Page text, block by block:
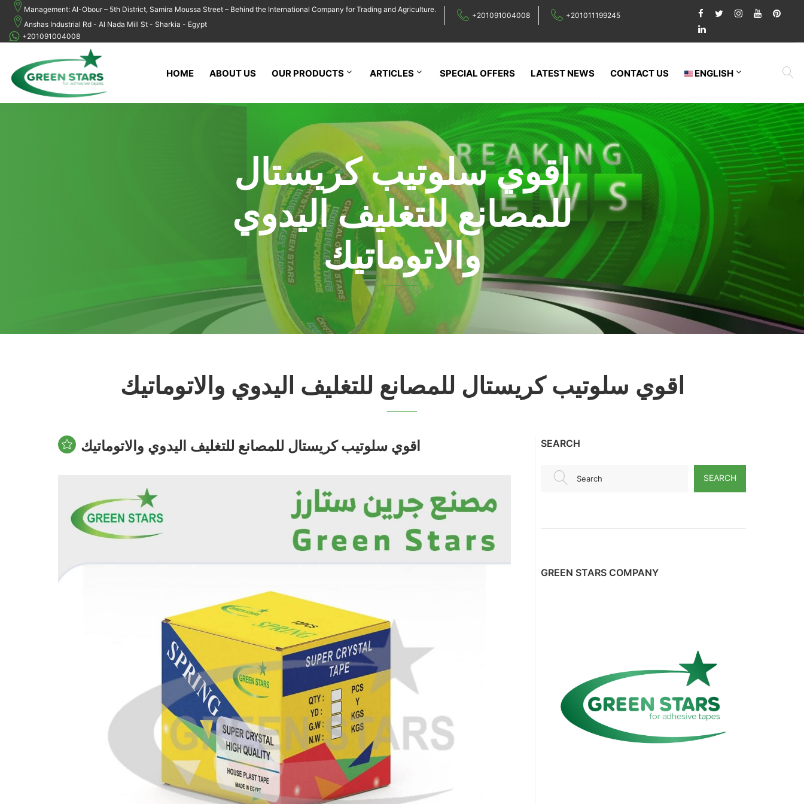
Management: Al-Obour – 5th District, Samira Moussa Street – Behind the International Company for Trading and Agriculture.
Anshas Industrial Rd - Al Nada Mill St - Sharkia - Egypt
+201091004008 +201011199245
+201091004008
HOME ABOUT US OUR PRODUCTS ARTICLES SPECIAL OFFERS LATEST NEWS CONTACT US ENGLISH
اقوي سلوتيب كريستال
للمصانع للتغليف اليدوي
والاتوماتيك
اقوي سلوتيب كريستال للمصانع للتغليف اليدوي والاتوماتيك
اقوي سلوتيب كريستال للمصانع للتغليف اليدوي والاتوماتيك SEARCH
Search SEARCH
GREEN STARS COMPANY